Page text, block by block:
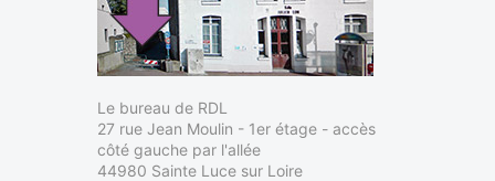
Le bureau de RDL
27 rue Jean Moulin - 1er étage - accès
côté gauche par l'allée
44980 Sainte Luce sur Loire